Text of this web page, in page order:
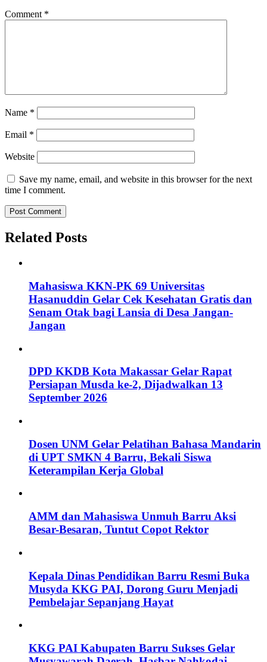
Comment *
Name *
Email *
Website
Save my name, email, and website in this browser for the next
time I comment.
Related Posts
Mahasiswa KKN-PK 69 Universitas
Hasanuddin Gelar Cek Kesehatan Gratis dan
Senam Otak bagi Lansia di Desa Jangan-
Jangan
DPD KKDB Kota Makassar Gelar Rapat
Persiapan Musda ke-2, Dijadwalkan 13
September 2026
Dosen UNM Gelar Pelatihan Bahasa Mandarin
di UPT SMKN 4 Barru, Bekali Siswa
Keterampilan Kerja Global
AMM dan Mahasiswa Unmuh Barru Aksi
Besar-Besaran, Tuntut Copot Rektor
Kepala Dinas Pendidikan Barru Resmi Buka
Musyda KKG PAI, Dorong Guru Menjadi
Pembelajar Sepanjang Hayat
KKG PAI Kabupaten Barru Sukses Gelar